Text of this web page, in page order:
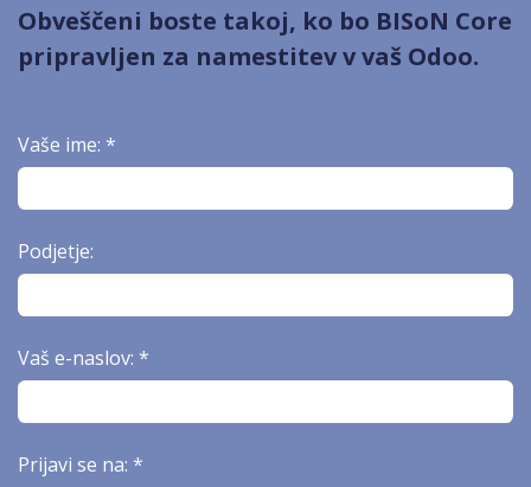
Obveščeni boste takoj, ko bo BISoN Core
pripravljen za namestitev v vaš Odoo.
Vaše ime: *
Podjetje:
Vaš e-naslov: *
Prijavi se na: *